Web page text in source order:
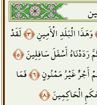
وَهَذَا الْبَلَدِ الْأَمِينِ﴿٣﴾ لَقَدْ
رَدَدْنَاهُ أَسْفَلَ سَافِلِينَ﴿٥﴾
أَجْرٌ غَيْرُ مَمْنُونٍ﴿٦﴾ فَمَا
الْحَاكِمِينَ﴿٨﴾